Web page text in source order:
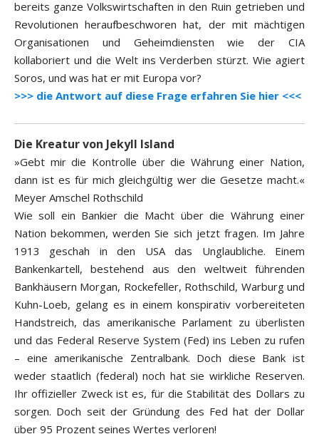
bereits ganze Volkswirtschaften in den Ruin getrieben und
Revolutionen heraufbeschworen hat, der mit mächtigen
Organisationen und Geheimdiensten wie der CIA
kollaboriert und die Welt ins Verderben stürzt. Wie agiert
Soros, und was hat er mit Europa vor?
>>> die Antwort auf diese Frage erfahren Sie hier <<<
Die Kreatur von Jekyll Island
»Gebt mir die Kontrolle über die Währung einer Nation,
dann ist es für mich gleichgültig wer die Gesetze macht.«
Meyer Amschel Rothschild
Wie soll ein Bankier die Macht über die Währung einer
Nation bekommen, werden Sie sich jetzt fragen. Im Jahre
1913 geschah in den USA das Unglaubliche. Einem
Bankenkartell, bestehend aus den weltweit führenden
Bankhäusern Morgan, Rockefeller, Rothschild, Warburg und
Kuhn-Loeb, gelang es in einem konspirativ vorbereiteten
Handstreich, das amerikanische Parlament zu überlisten
und das Federal Reserve System (Fed) ins Leben zu rufen
– eine amerikanische Zentralbank. Doch diese Bank ist
weder staatlich (federal) noch hat sie wirkliche Reserven.
Ihr offizieller Zweck ist es, für die Stabilität des Dollars zu
sorgen. Doch seit der Gründung des Fed hat der Dollar
über 95 Prozent seines Wertes verloren!